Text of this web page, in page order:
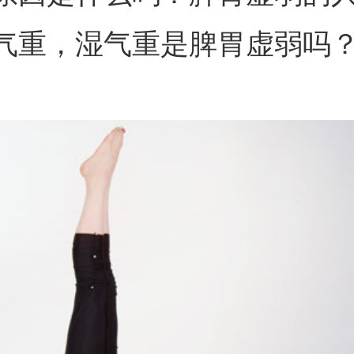
重，湿气重是脾胃虚弱吗